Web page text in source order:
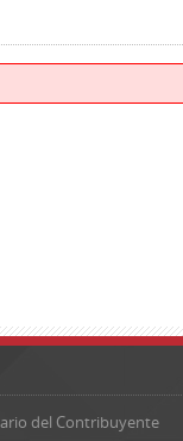
del Contribuyente